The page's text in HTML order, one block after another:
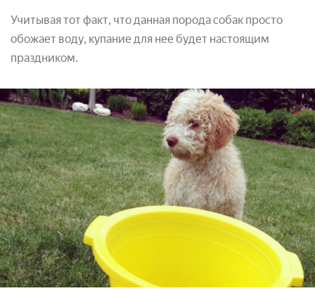
Учитывая тот факт, что данная порода собак просто
обожает воду, купание для нее будет настоящим
праздником.